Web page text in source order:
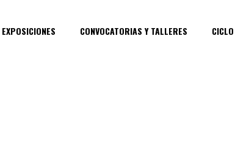
EXPOSICIONES CONVOCATORIAS Y TALLERES